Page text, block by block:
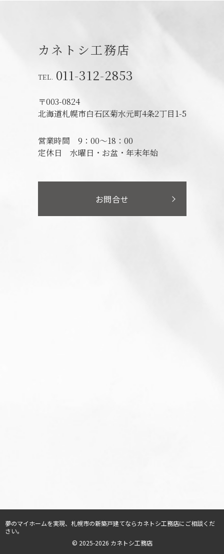
カネトシ工務店
011-312-2853
〒003-0824
北海道札幌市白石区菊水元町4条2丁目1-5
営業時間 9：00～18：00
定休日 水曜日・お盆・年末年始
お問合せ
© 2025-2026 カネトシ工務店
夢のマイホームを実現、 札幌市の新築戸建てならカネトシ工務店にご相談くだ
さい。